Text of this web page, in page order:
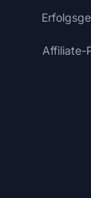
Affiliate-